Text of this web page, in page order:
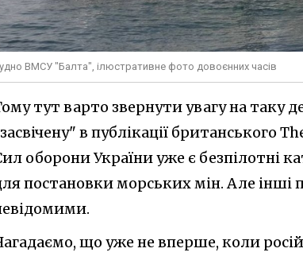
ВМСУ "Балта", ілюстративне фото довоєнних часів
тут варто звернути увагу на таку
в публікації британського
оборони України уже є безпілотні
постановки морських мін. Але
що уже не вперше, коли